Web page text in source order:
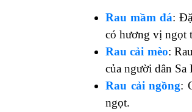
Rau mầm đá:
có hương vị ngọt
Rau cải mèo:
của người dân Sa
Rau cải ngồng:
ngọt.